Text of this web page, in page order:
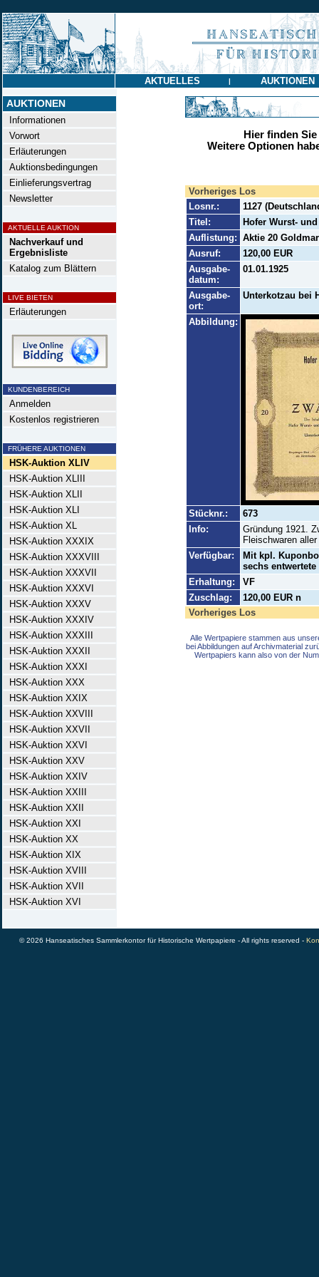
AKTUELLES | AUKTIONEN
AUKTIONEN
Informationen
Vorwort
Erläuterungen
Auktionsbedingungen
Einlieferungsvertrag
Newsletter
AKTUELLE AUKTION
Nachverkauf und
Ergebnisliste
Katalog zum Blättern
LIVE BIETEN
Erläuterungen
KUNDENBEREICH
Anmelden
Kostenlos registrieren
FRÜHERE AUKTIONEN
HSK-Auktion XLIV
HSK-Auktion XLIII
HSK-Auktion XLII
HSK-Auktion XLI
HSK-Auktion XL
HSK-Auktion XXXIX
HSK-Auktion XXXVIII
HSK-Auktion XXXVII
HSK-Auktion XXXVI
HSK-Auktion XXXV
HSK-Auktion XXXIV
HSK-Auktion XXXIII
HSK-Auktion XXXII
HSK-Auktion XXXI
HSK-Auktion XXX
HSK-Auktion XXIX
HSK-Auktion XXVIII
HSK-Auktion XXVII
HSK-Auktion XXVI
HSK-Auktion XXV
HSK-Auktion XXIV
HSK-Auktion XXIII
HSK-Auktion XXII
HSK-Auktion XXI
HSK-Auktion XX
HSK-Auktion XIX
HSK-Auktion XVIII
HSK-Auktion XVII
HSK-Auktion XVI
Hier finden
Weitere Optionen
Vorheriges Los
Losnr.:
1127
Titel:
Hofer Wurst-
Auflistung: Aktie 20
Ausruf:
120,00 EUR
Ausgabe-
datum:
01.01.1925
Ausgabe-
ort:
Unterkotzau bei
Abbildung:
Stücknr.:
673
Info:
Gründung 1921.
Fleischwaren
Verfügbar:
Mit kpl.
sechs
Erhaltung:
VF
Zuschlag:
120,00 EUR n
Vorheriges Los
Alle Wertpapiere stammen aus
bei Abbildungen auf Archivmaterial
Wertpapiers kann also von der
© 2026 Hanseatisches Sammlerkontor für Historische Wertpapiere - All rights reserved -